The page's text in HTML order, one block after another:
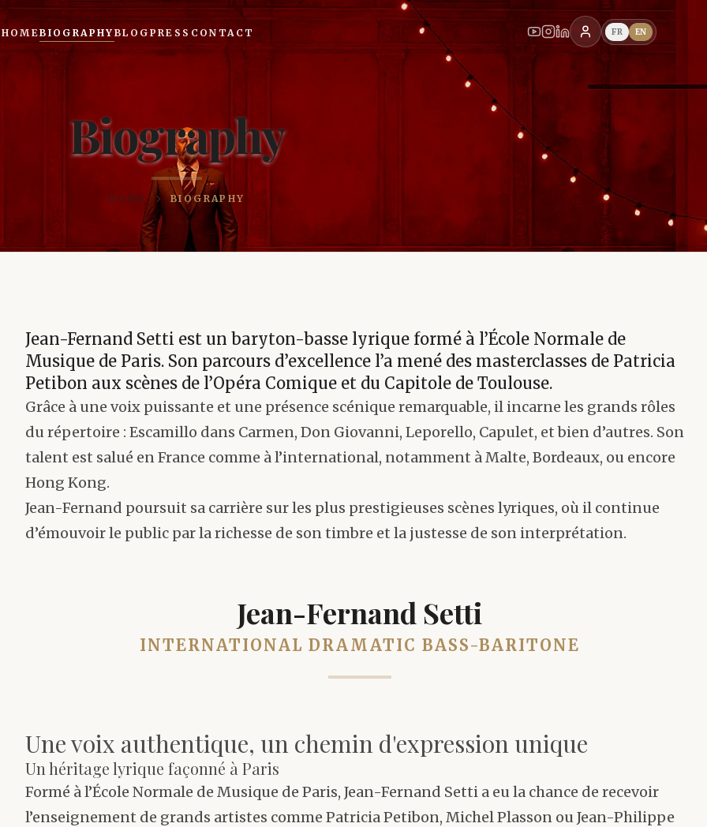
HOMEBIOGRAPHY BLOG PRESS CONTACT FR EN
Biography
HOME BIOGRAPHY
Jean-Fernand Setti est un baryton-basse lyrique formé à l’École Normale de
Musique de Paris. Son parcours d’excellence l’a mené des masterclasses de Patricia
Petibon aux scènes de l’Opéra Comique et du Capitole de Toulouse.
Grâce à une voix puissante et une présence scénique remarquable, il incarne les grands rôles
du répertoire : Escamillo dans Carmen, Don Giovanni, Leporello, Capulet, et bien d’autres. Son
talent est salué en France comme à l’international, notamment à Malte, Bordeaux, ou encore
Hong Kong.
Jean-Fernand poursuit sa carrière sur les plus prestigieuses scènes lyriques, où il continue
d’émouvoir le public par la richesse de son timbre et la justesse de son interprétation.
Jean-Fernand Setti
INTERNATIONAL DRAMATIC BASS-BARITONE
Une voix authentique, un chemin d'expression unique
Un héritage lyrique façonné à Paris
Formé à l’École Normale de Musique de Paris, Jean-Fernand Setti a eu la chance de recevoir
l’enseignement de grands artistes comme Patricia Petibon, Michel Plasson ou Jean-Philippe